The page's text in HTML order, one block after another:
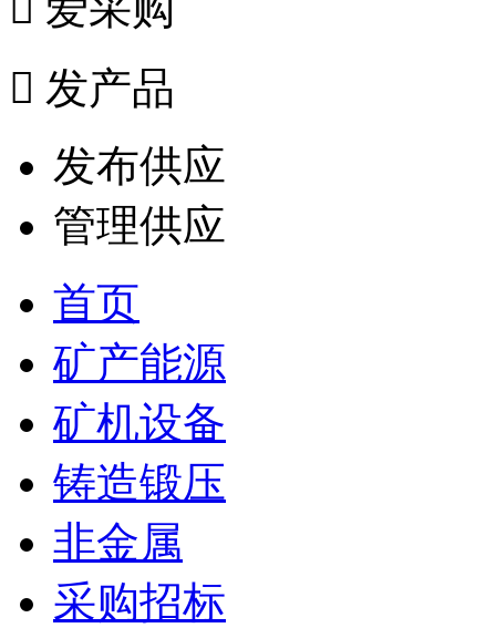
 发产品
发布供应
管理供应
首页
矿产能源
矿机设备
铸造锻压
非金属
采购招标